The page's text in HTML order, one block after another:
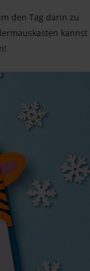
den Tag darin zu
kannst